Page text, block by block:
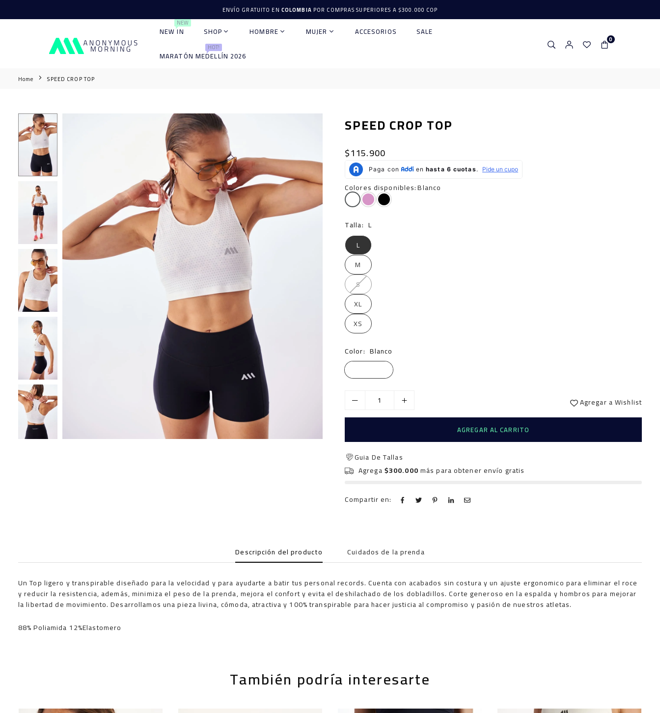
directamente
ENVÍO GRATUITO EN COLOMBIA POR COMPRAS SUPERIORES A $300.000 COP
ANONYMOUS
NEW IN
NEW
SHOP HOMBRE MUJER ACCESORIOS SALE
MARATÓN MEDELLÍN 2026
HOT!
0
Home SPEED CROP TOP
SPEED CROP TOP
Precio
habitual
$115.900
Colores disponibles:Blanco
Talla: L
L
M
S
XL
XS
Color: Blanco
Agregar a Wishlist
AGREGAR AL CARRITO
Guia De Tallas
Agrega$300.000más para obtener envío gratis
Compartir en:
Descripción del producto Cuidados de la prenda
Un Top ligero y transpirable diseñado para la velocidad y para ayudarte a batir tus personal records. Cuenta con acabados sin costura y un ajuste ergonomico para eliminar el roce
y reducir la resistencia, además, minimiza el peso de la prenda, mejora el confort y evita el deshilachado de los dobladillos. Corte generoso en la espalda y hombros para mejorar
la libertad de movimiento. Desarrollamos una pieza livina, cómoda, atractiva y 100% transpirable para hacer justicia al compromiso y pasión de nuestros atletas.
88% Poliamida 12%Elastomero
También podría interesarte